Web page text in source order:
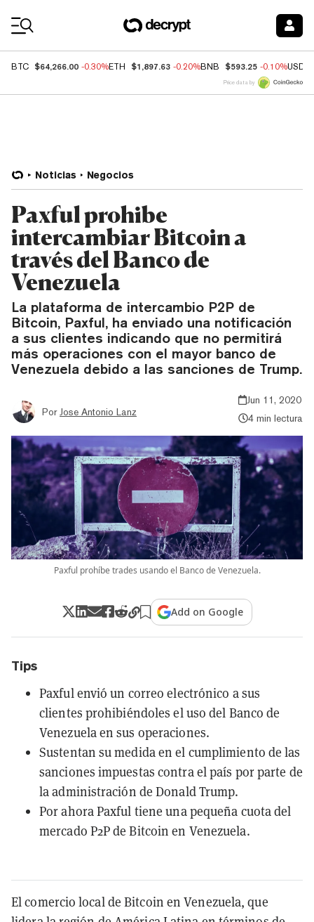
BTC $64,266.00 -0.30%ETH $1,897.63 -0.20%BNB $593.25 -0.10%USDC
Price data by
Noticias Negocios
Paxful prohibe
intercambiar Bitcoin a
través del Banco de
Venezuela
La plataforma de intercambio P2P de
Bitcoin, Paxful, ha enviado una notificación
a sus clientes indicando que no permitirá
más operaciones con el mayor banco de
Venezuela debido a las sanciones de Trump.
Por Jose Antonio Lanz
Jun 11, 2020
4 min lectura
Paxful prohíbe trades usando el Banco de Venezuela.
Add on Google
Tips
Paxful envió un correo electrónico a sus
clientes prohibiéndoles el uso del Banco de
Venezuela en sus operaciones.
Sustentan su medida en el cumplimiento de las
sanciones impuestas contra el país por parte de
la administración de Donald Trump.
Por ahora Paxful tiene una pequeña cuota del
mercado P2P de Bitcoin en Venezuela.
El comercio local de Bitcoin en Venezuela, que